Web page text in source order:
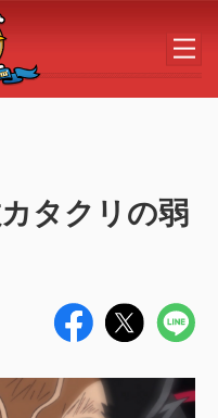
る
タクリの弱